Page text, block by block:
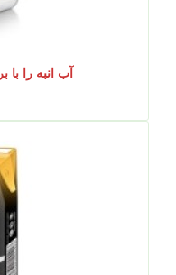
آب انبه را